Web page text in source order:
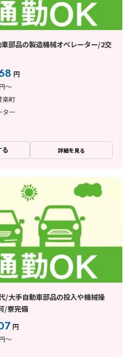
車部品の製造機械オペレーター/2交
円
～
楽町
ター
る 詳細を見る
/大手自動車部品の投入や機械操
/寮完備
円
～